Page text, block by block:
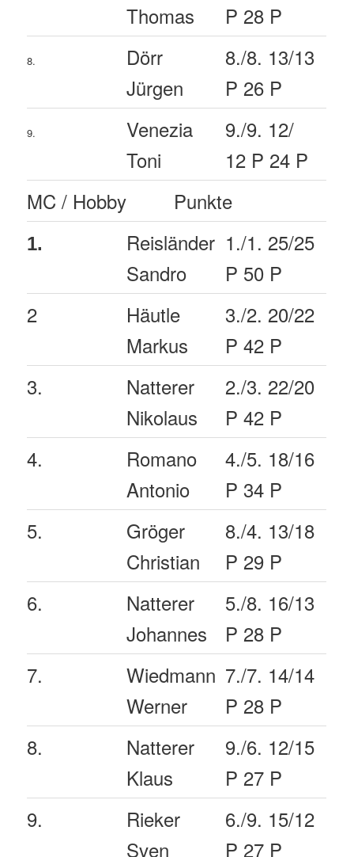
Thomas
P 28 P
8.
Dörr
Jürgen
8./8. 13/13
P 26 P
9.
Venezia
Toni
9./9. 12/
12 P 24 P
MC / Hobby
Punkte
1.
Reisländer
Sandro
1./1. 25/25
P 50 P
2
Häutle
Markus
3./2. 20/22
P 42 P
3.
Natterer
Nikolaus
2./3. 22/20
P 42 P
4.
Romano
Antonio
4./5. 18/16
P 34 P
5.
Gröger
Christian
8./4. 13/18
P 29 P
6.
Natterer
Johannes
5./8. 16/13
P 28 P
7.
Wiedmann
Werner
7./7. 14/14
P 28 P
8.
Natterer
Klaus
9./6. 12/15
P 27 P
9.
Rieker
Sven
6./9. 15/12
P 27 P